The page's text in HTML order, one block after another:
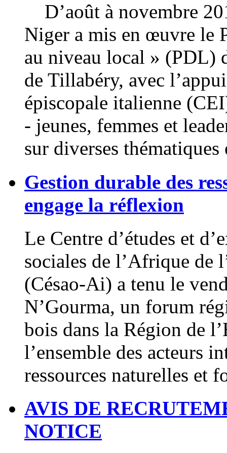
D’août à novembre
Niger a mis en œuvre le
au niveau local » (PDL)
de Tillabéry, avec
épiscopale italienne
- jeunes, femmes et
sur diverses
Gestion durable des
engage la réflexion
Le Centre d’études et
sociales de l’Afrique de
(Césao-Ai) a tenu le
N’Gourma, un forum
bois dans la Région de
l’ensemble des acteurs
ressources naturelles et
AVIS DE
NOTICE